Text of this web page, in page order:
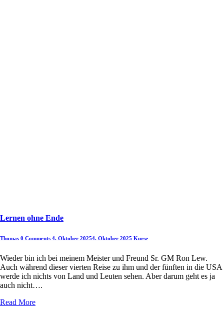
Lernen ohne Ende
Thomas 0 Comments 4. Oktober 20254. Oktober 2025 Kurse
Wieder bin ich bei meinem Meister und Freund Sr. GM Ron Lew.
Auch während dieser vierten Reise zu ihm und der fünften in die USA
werde ich nichts von Land und Leuten sehen. Aber darum geht es ja
auch nicht….
Read More